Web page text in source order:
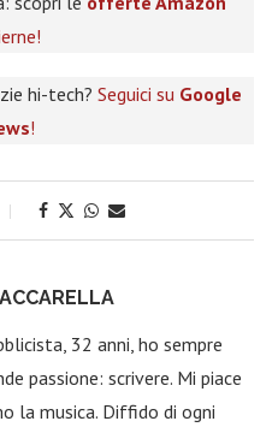
hi-tech? Seguici su Google
!
32 anni, ho sempre
passione: scrivere. Mi piace
la musica. Diffido di ogni